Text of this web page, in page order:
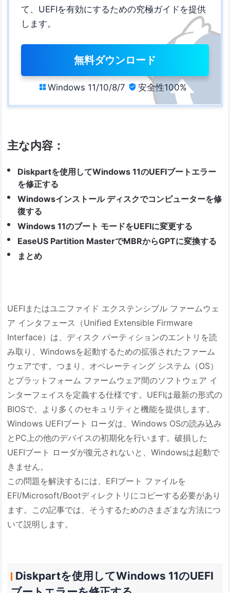
て、UEFIを有効にするための究極ガイドを提供
します。
無料ダウンロード
 Windows 11/10/8/7  安全性100%
主な内容：
Diskpartを使用してWindows 11のUEFIブートエラー
を修正する
Windowsインストール ディスクでコンピューターを修
復する
Windows 11のブート モードをUEFIに変更する
EaseUS Partition MasterでMBRからGPTに変換する
まとめ
UEFIまたはユニファイド エクステンシブル ファームウェ
ア インタフェース（Unified Extensible Firmware
Interface）は、ディスク パーティションのエントリを読
み取り、Windowsを起動するための拡張されたファーム
ウェアです。つまり、オペレーティング システム（OS）
とプラットフォーム ファームウェア間のソフトウェア イ
ンターフェイスを定義する仕様です。UEFIは最新の形式の
BIOSで、より多くのセキュリティと機能を提供します。
Windows UEFIブート ローダは、Windows OSの読み込み
とPC上の他のデバイスの初期化を行います。破損した
UEFIブート ローダが復元されないと、Windowsは起動で
きません。
この問題を解決するには、EFIブート ファイルを
EFI/Microsoft/Bootディレクトリにコピーする必要があり
ます。この記事では、そうするためのさまざまな方法につ
いて説明します。
Diskpartを使用してWindows 11のUEFI